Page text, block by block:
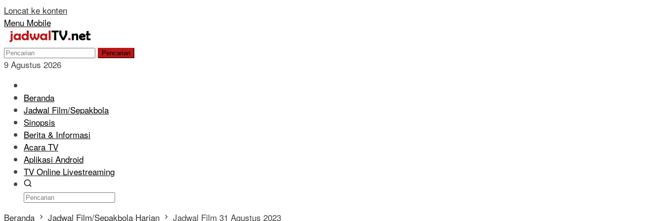
Loncat ke konten
Menu Mobile
Pencarian
9 Agustus 2026
Beranda
Jadwal Film/Sepakbola
Sinopsis
Berita & Informasi
Acara TV
Aplikasi Android
TV Online Livestreaming
Beranda Jadwal Film/Sepakbola Harian Jadwal Film 31 Agustus 2023